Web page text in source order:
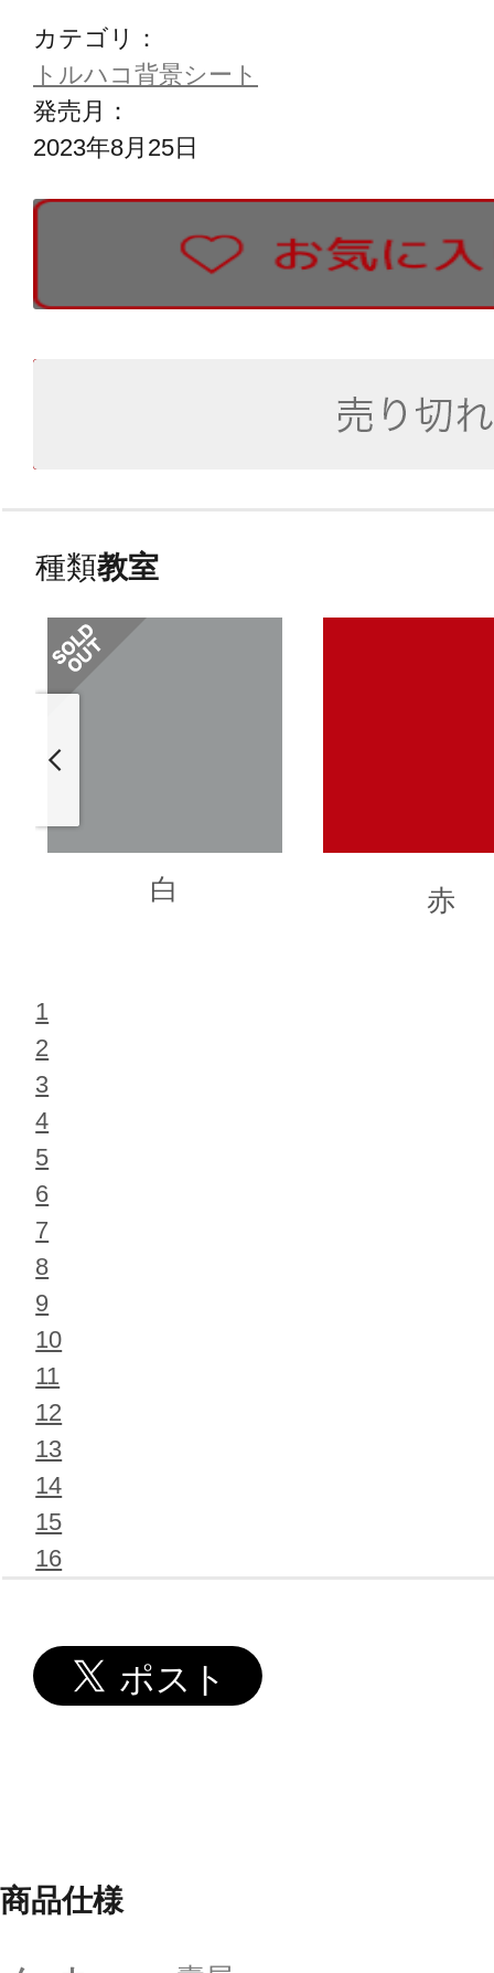
カテゴリ：
トルハコ背景シート
発売月：
2023年8月25日
種類教室
白 赤
1
2
3
4
5
6
7
8
9
10
11
12
13
14
15
16
商品仕様